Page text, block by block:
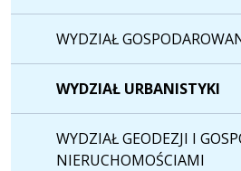
WYDZIAŁ
WYDZIAŁ URBANISTYKI
WYDZIAŁ GEODEZJI I
NIERUCHOMOŚCIAMI